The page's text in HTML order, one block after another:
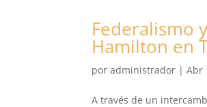
Federalismo
Hamilton en
poradministrador |Abr
A través de un